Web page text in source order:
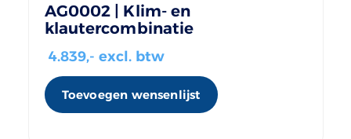
AG0002 | Klim- en
klautercombinatie
4.839,- excl. btw
Toevoegen wensenlijst